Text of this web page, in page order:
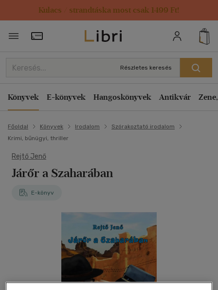
Kulacs / strandtáska most csak 1499 Ft!
Törzsvásárlói Kártya adatai
Részletes keresés
Könyvek E-könyvek Hangoskönyvek Antikvár
Főoldal Könyvek Irodalom
Szórakoztató irodalom
Krimi, bűnügyi, thriller
Rejtő Jenő
Járőr a Szaharában
E-könyv